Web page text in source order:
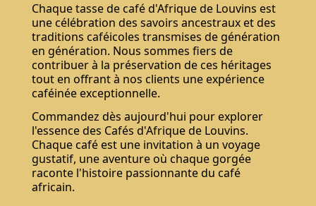
Chaque tasse de café d'Afrique de Louvins est
une célébration des savoirs ancestraux et des
traditions caféicoles transmises de génération
en génération. Nous sommes fiers de
contribuer à la préservation de ces héritages
tout en offrant à nos clients une expérience
caféinée exceptionnelle.
Commandez dès aujourd'hui pour explorer
l'essence des Cafés d'Afrique de Louvins.
Chaque café est une invitation à un voyage
gustatif, une aventure où chaque gorgée
raconte l'histoire passionnante du café
africain.